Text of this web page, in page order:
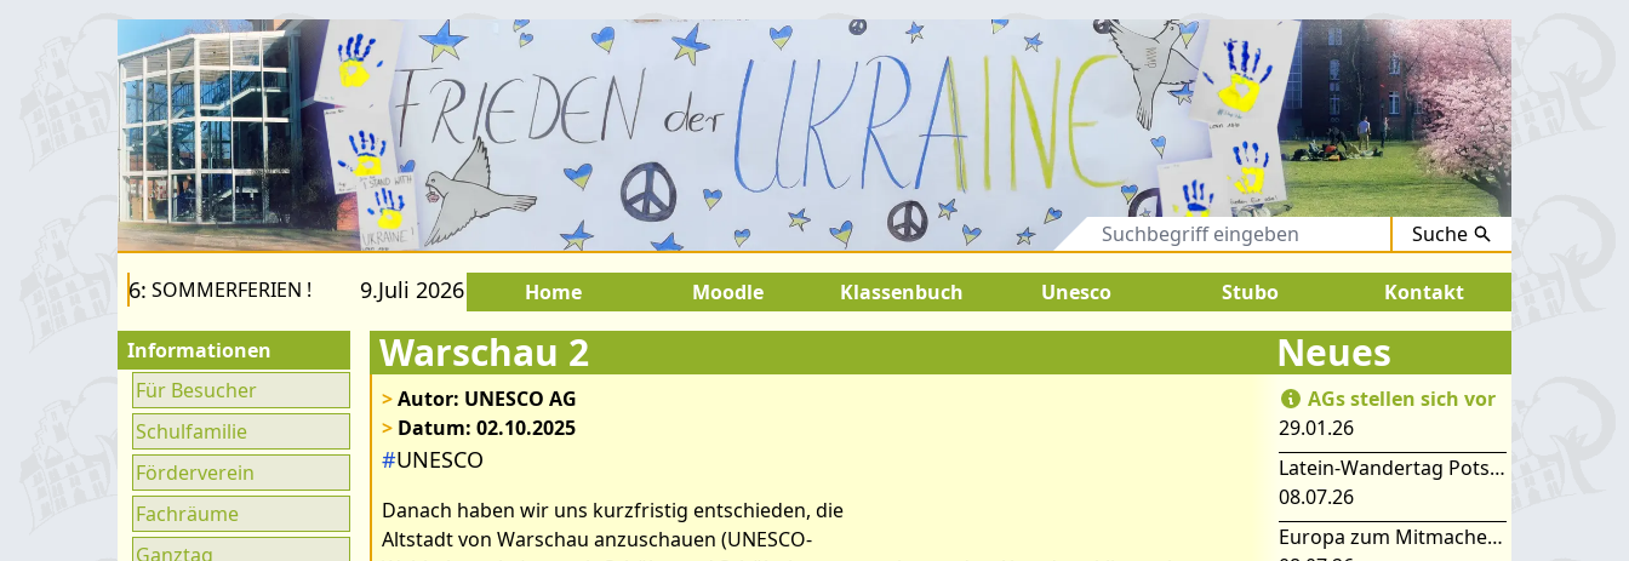
Suche
SOMMERFERIEN ! 9.Juli 2026 bis 22.August 2026: SOMMERFERIEN ! 9.Juli 2026 bis 22.August 2026: SOMMERFERIEN !
Home Moodle Klassenbuch Unesco Stubo Kontakt
Informationen
Für Besucher
Schulfamilie
Förderverein
Fachräume
Ganztag
Warschau 2
>Autor: UNESCO AG
>Datum: 02.10.2025
#UNESCO
Danach haben wir uns kurzfristig entschieden, die
Altstadt von Warschau anzuschauen (UNESCO-
Neues
AGs stellen sich vor
29.01.26
Latein-Wandertag Potsdam
08.07.26
Europa zum Mitmachen – SIMEP 2026 in Stubice